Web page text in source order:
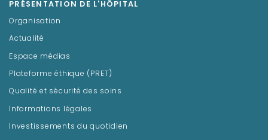
PRÉSENTATION DE L'HÔPITAL
Organisation
Actualité
Espace médias
Plateforme éthique (PRET)
Qualité et sécurité des soins
Informations légales
Investissements du quotidien